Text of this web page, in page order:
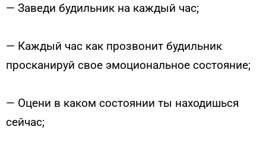
— Заведи будильник на каждый час;
— Каждый час как прозвонит будильник
просканируй свое эмоциональное состояние;
— Оцени в каком состоянии ты находишься
сейчас;